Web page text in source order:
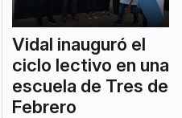
Vidal inauguró el
ciclo lectivo en una
escuela de Tres de
Febrero